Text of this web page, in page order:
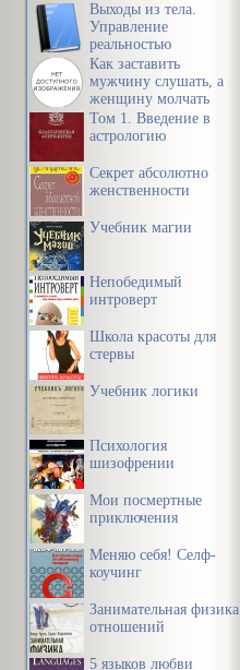
Выходы из тела.
Управление
реальностью
Как заставить
мужчину слушать, а
женщину молчать
Том 1. Введение в
астрологию
Секрет абсолютно
женственности
Учебник магии
Непобедимый
интроверт
Школа красоты для
стервы
Учебник логики
Психология
шизофрении
Мои посмертные
приключения
Меняю себя! Селф-
коучинг
Занимательная физика
отношений
5 языков любви